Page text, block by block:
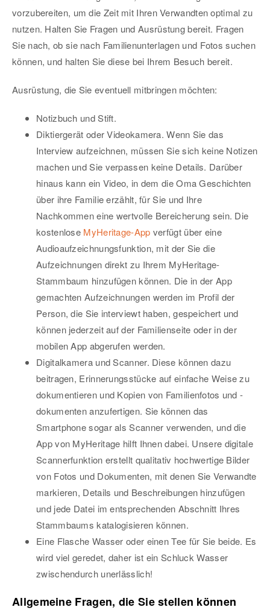
vorzubereiten, um die Zeit mit Ihren Verwandten optimal zu
nutzen. Halten Sie Fragen und Ausrüstung bereit. Fragen
Sie nach, ob sie nach Familienunterlagen und Fotos suchen
können, und halten Sie diese bei Ihrem Besuch bereit.
Ausrüstung, die Sie eventuell mitbringen möchten:
Notizbuch und Stift.
Diktiergerät oder Videokamera. Wenn Sie das
Interview aufzeichnen, müssen Sie sich keine Notizen
machen und Sie verpassen keine Details. Darüber
hinaus kann ein Video, in dem die Oma Geschichten
über ihre Familie erzählt, für Sie und Ihre
Nachkommen eine wertvolle Bereicherung sein. Die
kostenlose MyHeritage-App verfügt über eine
Audioaufzeichnungsfunktion, mit der Sie die
Aufzeichnungen direkt zu Ihrem MyHeritage-
Stammbaum hinzufügen können. Die in der App
gemachten Aufzeichnungen werden im Profil der
Person, die Sie interviewt haben, gespeichert und
können jederzeit auf der Familienseite oder in der
mobilen App abgerufen werden.
Digitalkamera und Scanner. Diese können dazu
beitragen, Erinnerungsstücke auf einfache Weise zu
dokumentieren und Kopien von Familienfotos und -
dokumenten anzufertigen. Sie können das
Smartphone sogar als Scanner verwenden, und die
App von MyHeritage hilft Ihnen dabei. Unsere digitale
Scannerfunktion erstellt qualitativ hochwertige Bilder
von Fotos und Dokumenten, mit denen Sie Verwandte
markieren, Details und Beschreibungen hinzufügen
und jede Datei im entsprechenden Abschnitt Ihres
Stammbaums katalogisieren können.
Eine Flasche Wasser oder einen Tee für Sie beide. Es
wird viel geredet, daher ist ein Schluck Wasser
zwischendurch unerlässlich!
Allgemeine Fragen, die Sie stellen können